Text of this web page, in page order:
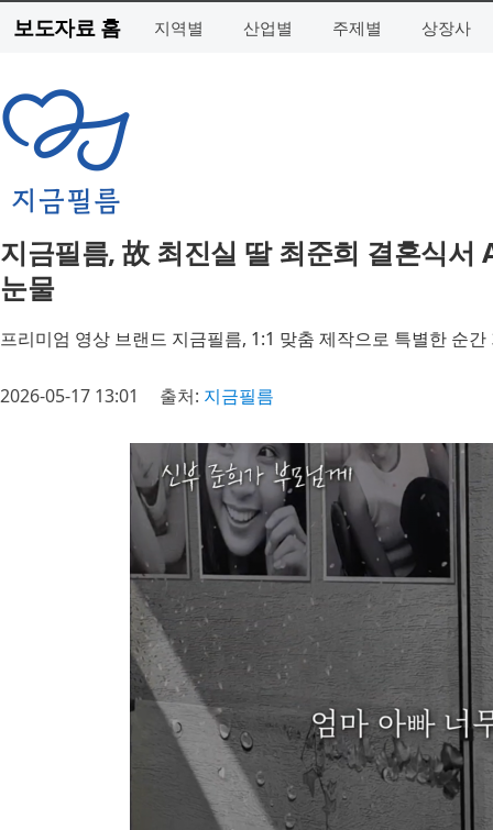
보도자료 홈 지역별 산업별 주제별 상장사
지금필름, 故 최진실 딸 최준희 결혼식
눈물
프리미엄 영상 브랜드 지금필름, 1:1 맞춤 제작으로 특별한 순간
2026-05-17 13:01 출처: 지금필름